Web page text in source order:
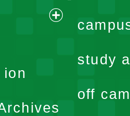
expand
menu
ion
study
off